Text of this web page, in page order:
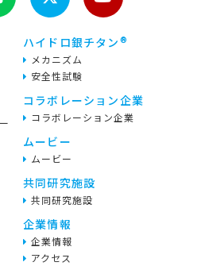
ハイドロ銀チタン ®
メカニズム
安全性試験
コラボレーション企業
コラボレーション企業
ムービー
ムービー
共同研究施設
共同研究施設
企業情報
企業情報
アクセス